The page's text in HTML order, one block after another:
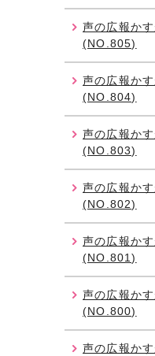
声の広報か
(NO.805)
声の広報か
(NO.804)
声の広報か
(NO.803)
声の広報か
(NO.802)
声の広報か
(NO.801)
声の広報か
(NO.800)
声の広報か